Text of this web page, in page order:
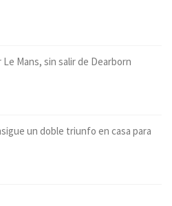
Mans, sin salir de Dearborn
un doble triunfo en casa para